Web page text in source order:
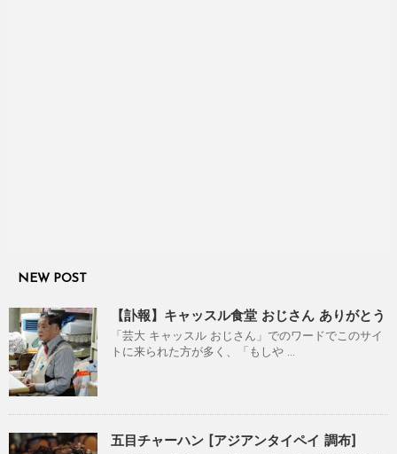
NEW POST
【訃報】キャッスル食堂 おじさん ありがとう
「芸大 キャッスル おじさん」でのワードでこのサイ
トに来られた方が多く、「もしや ...
五目チャーハン [アジアンタイペイ 調布]